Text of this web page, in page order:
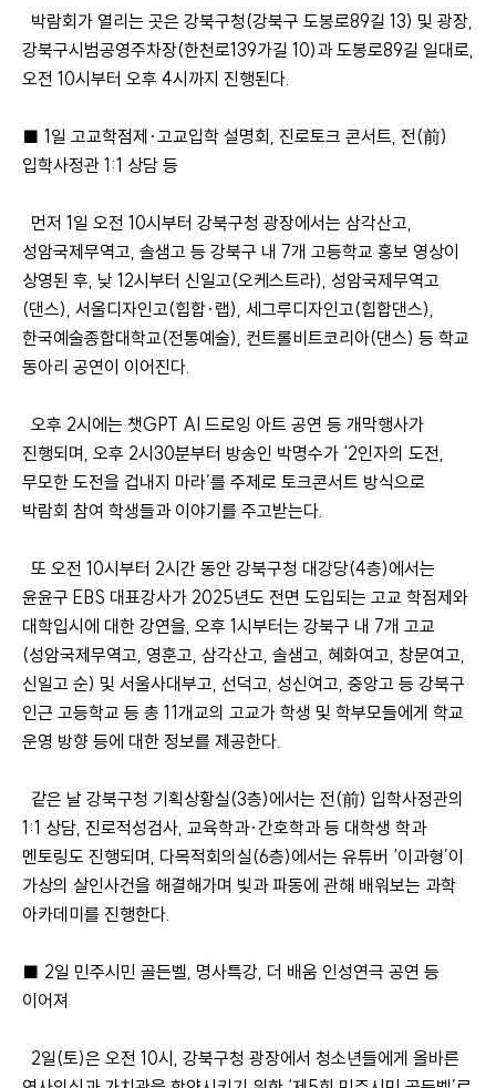
박람회가 열리는 곳은 강북구청(강북구 도봉로89길 13) 및 광장,
강북구시범공영주차장(한천로139가길 10)과 도봉로89길 일대로,
오전 10시부터 오후 4시까지 진행된다.
■ 1일 고교학점제·고교입학 설명회, 진로토크 콘서트, 전(前)
입학사정관 1:1 상담 등
먼저 1일 오전 10시부터 강북구청 광장에서는 삼각산고,
성암국제무역고, 솔샘고 등 강북구 내 7개 고등학교 홍보 영상이
상영된 후, 낮 12시부터 신일고(오케스트라), 성암국제무역고
(댄스), 서울디자인고(힙합·랩), 세그루디자인고(힙합댄스),
한국예술종합대학교(전통예술), 컨트롤비트코리아(댄스) 등 학교
동아리 공연이 이어진다.
오후 2시에는 챗GPT AI 드로잉 아트 공연 등 개막행사가
진행되며, 오후 2시30분부터 방송인 박명수가 ‘2인자의 도전,
무모한 도전을 겁내지 마라’를 주제로 토크콘서트 방식으로
박람회 참여 학생들과 이야기를 주고받는다.
또 오전 10시부터 2시간 동안 강북구청 대강당(4층)에서는
윤윤구 EBS 대표강사가 2025년도 전면 도입되는 고교 학점제와
대학입시에 대한 강연을, 오후 1시부터는 강북구 내 7개 고교
(성암국제무역고, 영훈고, 삼각산고, 솔샘고, 혜화여고, 창문여고,
신일고 순) 및 서울사대부고, 선덕고, 성신여고, 중앙고 등 강북구
인근 고등학교 등 총 11개교의 고교가 학생 및 학부모들에게 학교
운영 방향 등에 대한 정보를 제공한다.
같은 날 강북구청 기획상황실(3층)에서는 전(前) 입학사정관의
1:1 상담, 진로적성검사, 교육학과·간호학과 등 대학생 학과
멘토링도 진행되며, 다목적회의실(6층)에서는 유튜버 ‘이과형’이
가상의 살인사건을 해결해가며 빛과 파동에 관해 배워보는 과학
아카데미를 진행한다.
■ 2일 민주시민 골든벨, 명사특강, 더 배움 인성연극 공연 등
이어져
2일(토)은 오전 10시, 강북구청 광장에서 청소년들에게 올바른